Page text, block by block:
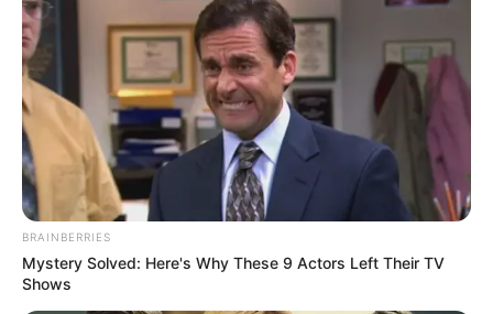
BRAINBERRIES
Mystery Solved: Here's Why These 9 Actors Left Their TV
Shows